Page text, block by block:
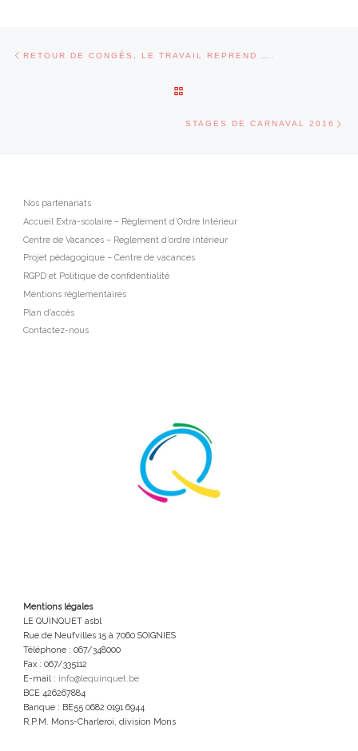
Parcourir les articles
RETOUR DE CONGÉS, LE TRAVAIL REPREND ….
STAGES DE CARNAVAL 2016
Nos partenariats
Accueil Extra-scolaire – Règlement d’Ordre Intérieur
Centre de Vacances – Règlement d’ordre intérieur
Projet pédagogique – Centre de vacances
RGPD et Politique de confidentialité
Mentions réglementaires
Plan d’accès
Contactez-nous
Mentions légales
LE QUINQUET asbl
Rue de Neufvilles 15 à 7060 SOIGNIES
Téléphone : 067/348000
Fax : 067/335112
E-mail : info@lequinquet.be
BCE 426267884
Banque : BE55 0682 0191 6944
R.P.M. Mons-Charleroi, division Mons